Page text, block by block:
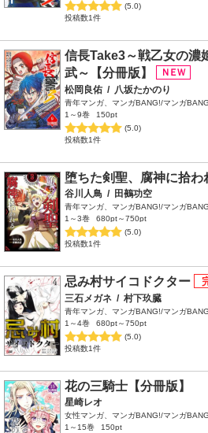
(5.0)
投稿数1件
信長Take3～戦乙女の濃
武～【分冊版】
松岡良佑 / 八坂たかのり
青年マンガ、マンガBANG!/マンガ
1～9巻
150pt
(5.0)
投稿数1件
堕ちた剣聖、腐神に拾わ
谷川人鳥 / 田鵺功空
青年マンガ、マンガBANG!/マンガ
1～3巻
680pt～750pt
(5.0)
投稿数1件
忌み村サイコドクター
三石メガネ / 村下玖臓
青年マンガ、マンガBANG!/マンガ
1～4巻
680pt～750pt
(5.0)
投稿数1件
花の三騎士【分冊版】
星崎レオ
女性マンガ、マンガBANG!/マンガ
1～15巻
150pt